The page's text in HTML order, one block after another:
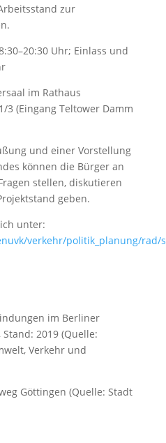
zur
Uhr; Einlass und
im Rathaus
3 (Eingang Teltower Damm
und einer Vorstellung
können die Bürger an
stellen, diskutieren
geben.
unter:
verkehr/politik_planung/
im Berliner
2019 (Quelle:
Verkehr und
Göttingen (Quelle: Stadt